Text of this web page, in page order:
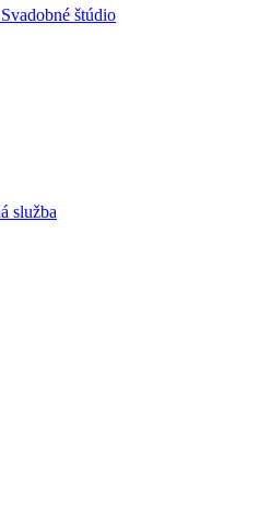
Svadobné štúdio
služba